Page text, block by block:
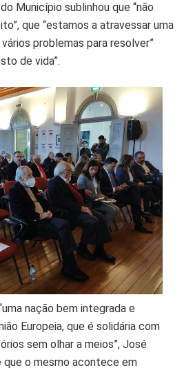
Município sublinhou que “não
que “estamos a atravessar uma
problemas para resolver”
de vida”.
nação bem integrada e
Europeia, que é solidária com
sem olhar a meios”, José
que o mesmo acontece em